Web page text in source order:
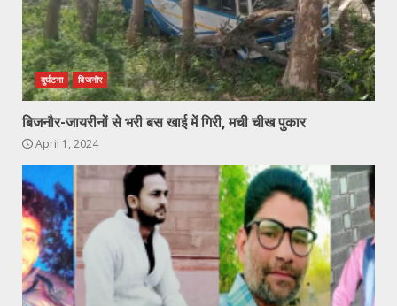
दुर्घटना बिजनौर
बिजनौर-जायरीनों से भरी बस खाई में गिरी, मची चीख पुकार
April 1, 2024